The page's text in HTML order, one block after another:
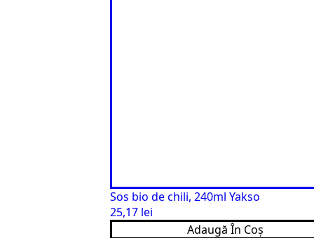
Sos bio de chili, 240ml Yakso
25,17 lei
Adaugă În Coș